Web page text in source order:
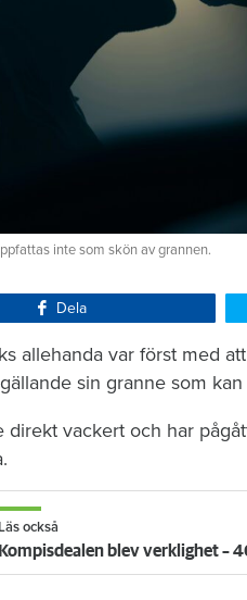
inte som skön av grannen.
Dela
allehanda var först med
sin granne som
direkt vackert och har
Läs också
Kompisdealen blev verklighet –